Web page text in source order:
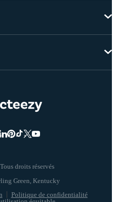
droits réservés
Politique de confidentialité